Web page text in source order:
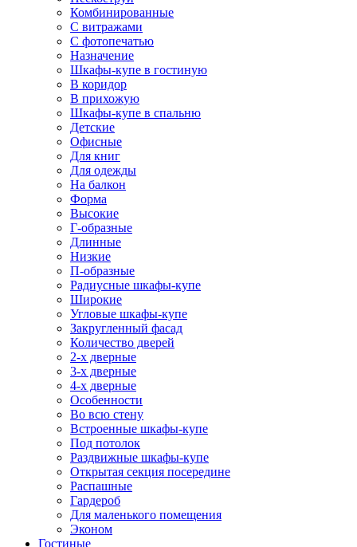
Комбинированные
С витражами
С фотопечатью
Назначение
Шкафы-купе в гостиную
В коридор
В прихожую
Шкафы-купе в спальню
Детские
Офисные
Для книг
Для одежды
На балкон
Форма
Высокие
Г-образные
Длинные
Низкие
П-образные
Радиусные шкафы-купе
Широкие
Угловые шкафы-купе
Закругленный фасад
Количество дверей
2-х дверные
3-х дверные
4-х дверные
Особенности
Во всю стену
Встроенные шкафы-купе
Под потолок
Раздвижные шкафы-купе
Открытая секция посередине
Распашные
Гардероб
Для маленького помещения
Эконом
Гостиные